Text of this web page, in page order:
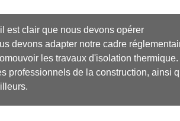
est clair que nous devons opérer
devons adapter notre cadre
les travaux d'isolation
professionnels de la construction, ainsi